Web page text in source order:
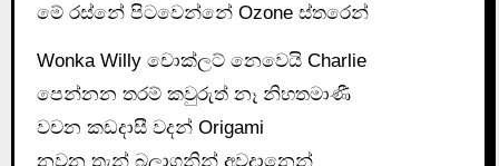
මේ රස්නේ පිටවෙන්නේ Ozone ස්තරෙන්
Wonka Willy චොක්ලට් නෙවෙයි Charlie
පෙන්නන තරම් කවුරුත් නෑ නිහතමාණී
වචන කඩදාසී වදන් Origami
නවන තැන් බලාගනින් අවදානෙන්